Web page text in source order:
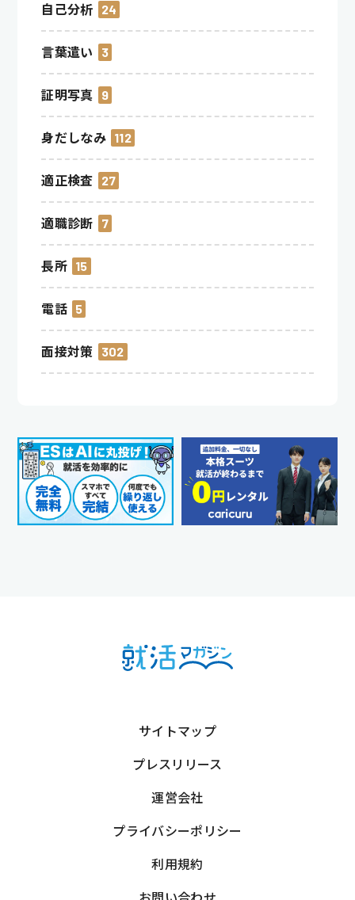
自己分析 24
言葉遣い 3
証明写真 9
身だしなみ 112
適正検査 27
適職診断 7
長所 15
電話 5
面接対策 302
サイトマップ
プレスリリース
運営会社
プライバシーポリシー
利用規約
お問い合わせ